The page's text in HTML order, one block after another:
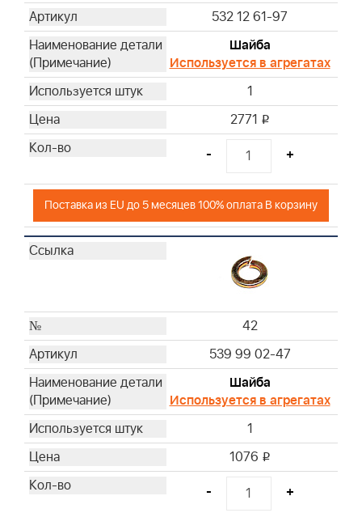
532 12 61-97
Шайба
Используется в агрегатах
1
2771 i
- +
Поставка из EU до 5 месяцев 100% оплата В корзину
42
539 99 02-47
Шайба
Используется в агрегатах
1
1076 i
- +